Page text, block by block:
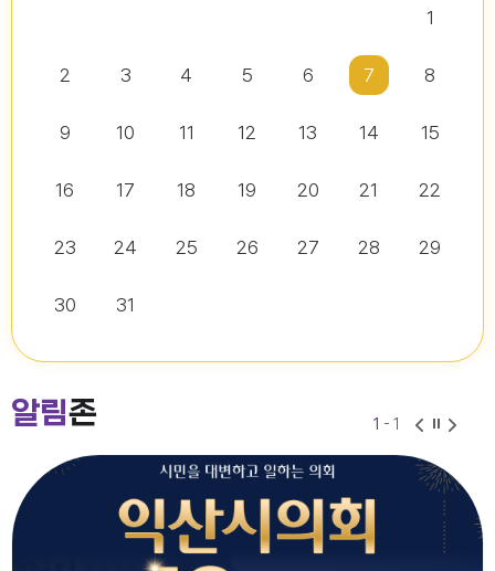
다다익산(2026.1월호) 의회편
2026-07-07
2025-12-03
2026-07-02
2026-06-26
2026-07-24
2026-07-10
2026-07-07
2026-06-30
익산시의회 기간제근로자(비서, 행정보조) 채용 공고
1
2 3 4 5 6 7 8
9 10 11 12 13 14 15
16 17 18 19 20 21 22
23 24 25 26 27 28 29
30 31
알림존 1 - 1